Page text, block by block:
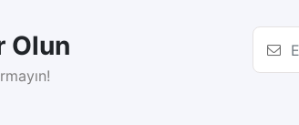
Olun